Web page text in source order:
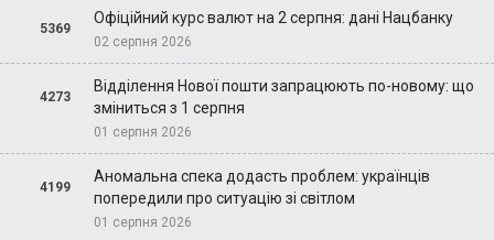
5369
Офіційний курс валют на 2 серпня: дані Нацбанку
02 серпня 2026
4273
Відділення Нової пошти запрацюють по-новому: що
зміниться з 1 серпня
01 серпня 2026
4199
Аномальна спека додасть проблем: українців
попередили про ситуацію зі світлом
01 серпня 2026